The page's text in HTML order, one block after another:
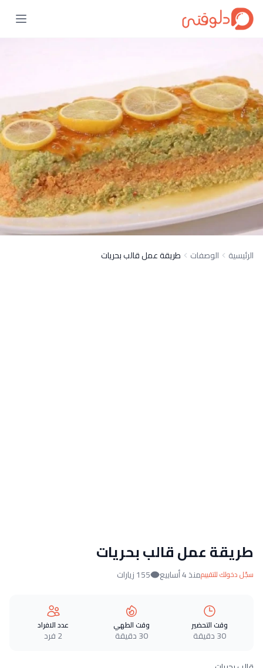
الرئيسية الوصفات طريقة عمل قالب بحريات
طريقة عمل قالب بحريات
سجّل دخولك للتقييممنذ 4 أسابيع 155 زيارات
وقت التحضير
30 دقيقة
وقت الطهي
30 دقيقة
عدد الافراد
2 فرد